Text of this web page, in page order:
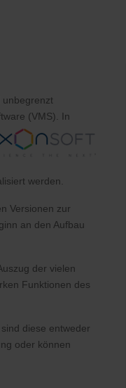
unbegrenzt
(VMS).
In
werden.
Versionen zur
an den Aufbau
der vielen
Funktionen des
diese entweder
oder können